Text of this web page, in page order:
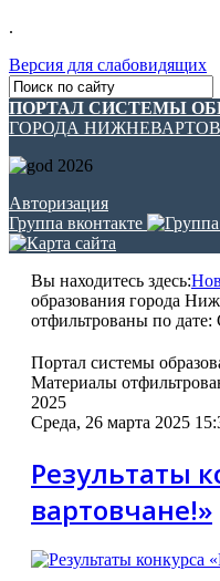
.
Версия для слабовидящих
ПОРТАЛ СИСТЕМЫ
ГОРОДА
Авторизация
Группа вконтакте
Вы находитесь здесь:
образования города
отфильтрованы по дате:
Портал системы
Материалы
2025
Среда, 26 марта 2025
Результаты
вартовчане!»